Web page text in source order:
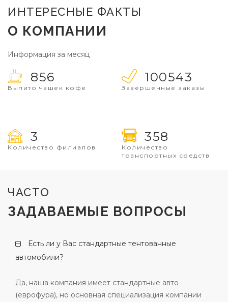
ИНТЕРЕСНЫЕ ФАКТЫ
О КОМПАНИИ
Информация за месяц
856
Выпито чашек кофе
3
Количество филиалов
100543
Завершенные заказы
358
Количество
транспортных средств
ЧАСТО
ЗАДАВАЕМЫЕ ВОПРОСЫ
Есть ли у Вас стандартные тентованные
автомобили?
Да, наша компания имеет стандартные авто
(еврофура), но основная специализация компании